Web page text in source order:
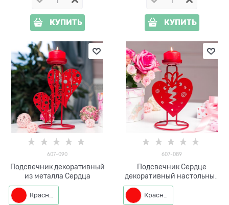
КУПИТЬ КУПИТЬ
607-090
Подсвечник декоративный
из металла Сердца
Красный
607-089
Подсвечник Сердце
декоративный настольный
на одну свечу
Красный